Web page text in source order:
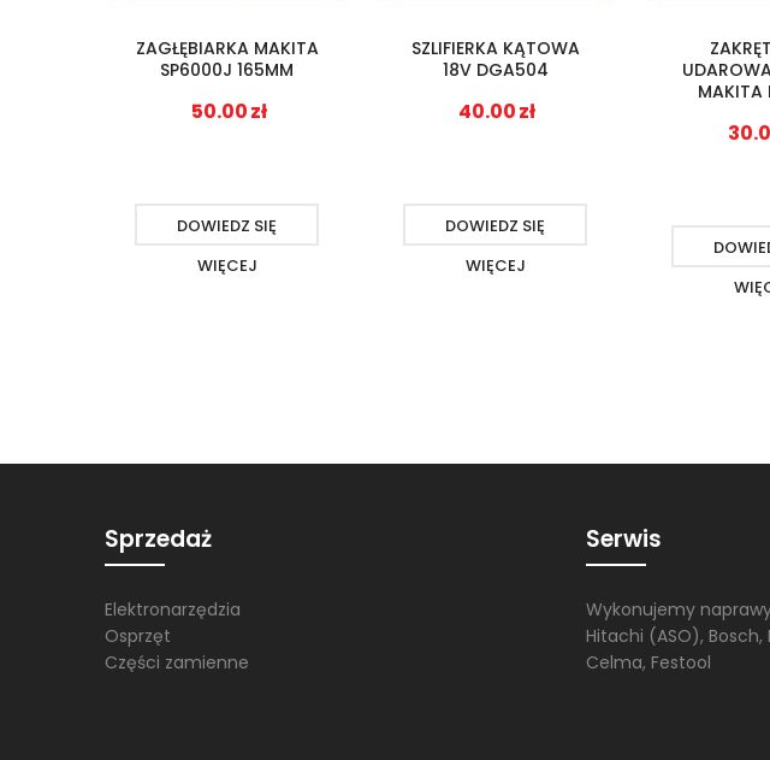
ZAGŁĘBIARKA MAKITA
SP6000J 165MM
50.00zł
DOWIEDZ SIĘ
WIĘCEJ
SZLIFIERKA KĄTOWA
18V DGA504
40.00zł
DOWIEDZ SIĘ
WIĘCEJ
MAKITA
Sprzedaż
Elektronarzędzia
Osprzęt
Części zamienne
Serwis
Wykonujemy
Hitachi (ASO),
Celma, Festool